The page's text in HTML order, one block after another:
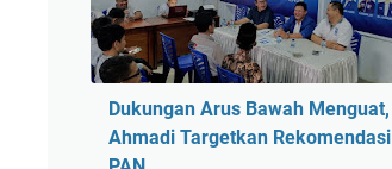
Dukungan Arus Bawah Menguat,
Ahmadi Targetkan Rekomendasi